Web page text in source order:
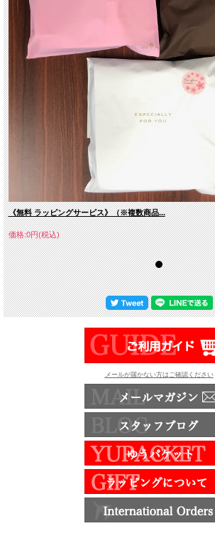
《無料 ラッピングサービス》（※複数商品...
価格:0円(税込)
メールが届かない方はご確認ください